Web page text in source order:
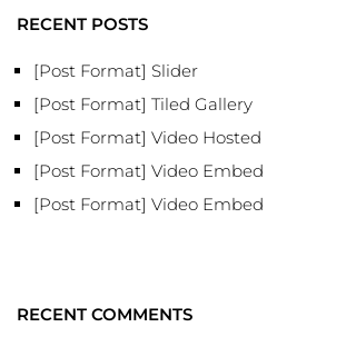
RECENT POSTS
[Post Format] Slider
[Post Format] Tiled Gallery
[Post Format] Video Hosted
[Post Format] Video Embed
[Post Format] Video Embed
RECENT COMMENTS